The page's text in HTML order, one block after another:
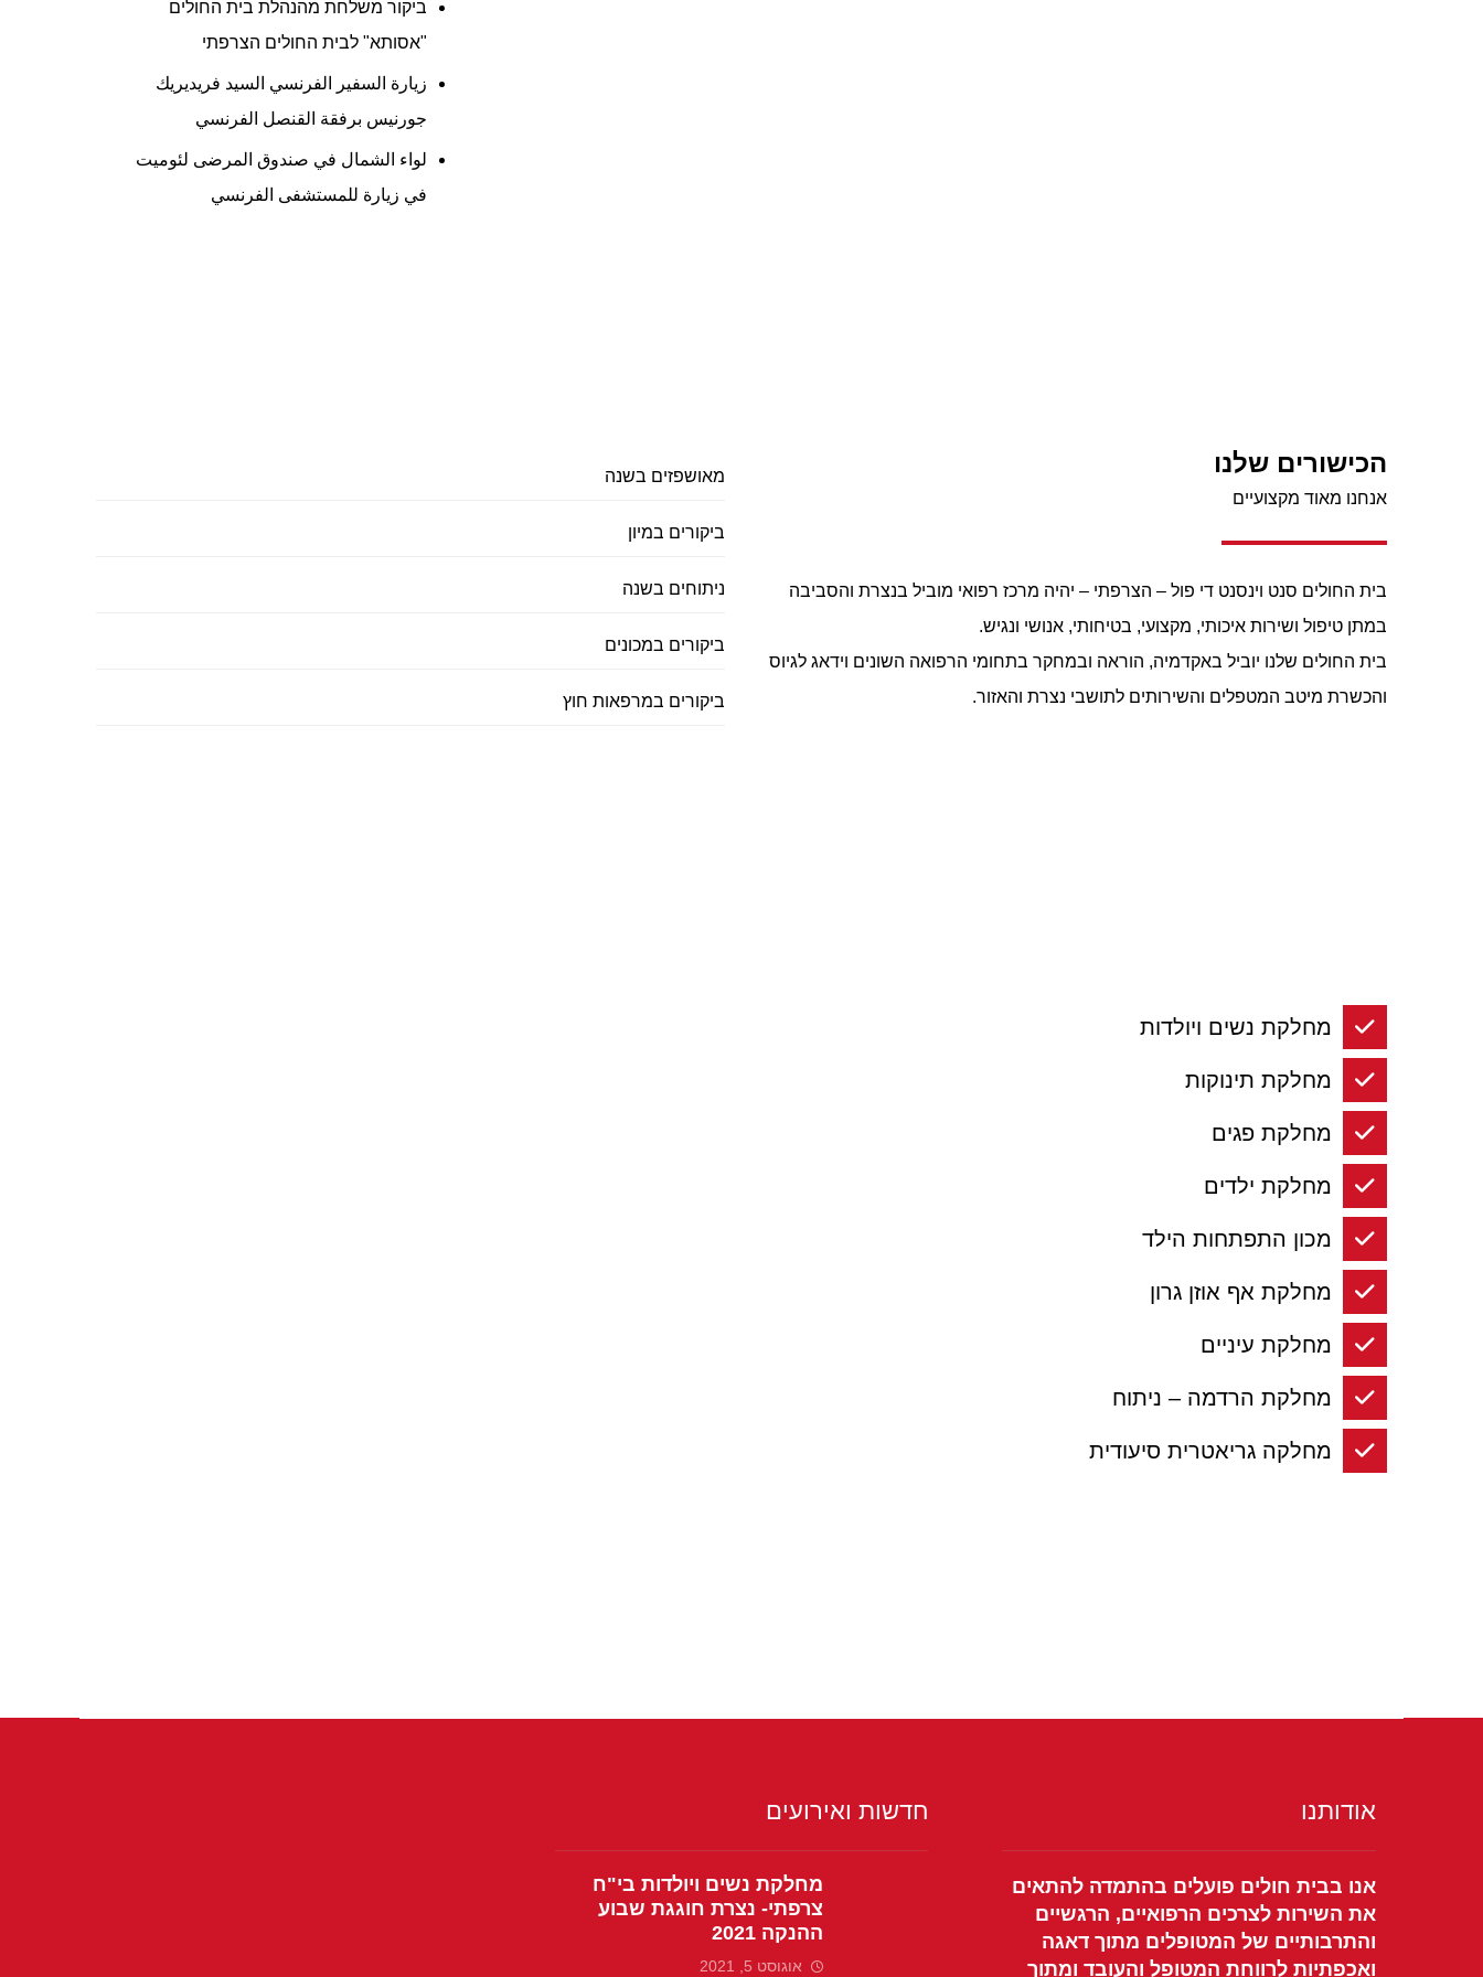
ביקור משלחת מהנהלת בית החולים
"אסותא" לבית החולים הצרפתי
زيارة السفير الفرنسي السيد فريديريك
جورنيس برفقة القنصل الفرنسي
لواء الشمال في صندوق المرضى لئوميت
في زيارة للمستشفى الفرنسي
מאושפזים בשנה
ביקורים במיון
ניתוחים בשנה
ביקורים במכונים
ביקורים במרפאות חוץ
הכישורים שלנו
אנחנו מאוד מקצועיים
בית החולים סנט וינסנט די פול – הצרפתי – יהיה מרכז רפואי מוביל בנצרת והסביבה
במתן טיפול ושירות איכותי, מקצועי, בטיחותי, אנושי ונגיש.
בית החולים שלנו יוביל באקדמיה, הוראה ובמחקר בתחומי הרפואה השונים וידאג לגיוס
והכשרת מיטב המטפלים והשירותים לתושבי נצרת והאזור.
מחלקת נשים ויולדות
מחלקת תינוקות
מחלקת פגים
מחלקת ילדים
מכון התפתחות הילד
מחלקת אף אוזן גרון
מחלקת עיניים
מחלקת הרדמה – ניתוח
מחלקה גריאטרית סיעודית
אודותנו
אנו בבית חולים פועלים בהתמדה להתאים
את השירות לצרכים הרפואיים, הרגשיים
והתרבותיים של המטופלים מתוך דאגה
ואכפתיות לרווחת המטופל והעובד ומתוך
חדשות ואירועים
מחלקת נשים ויולדות בי"ח
צרפתי- נצרת חוגגת שבוע
ההנקה 2021
אוגוסט 5, 2021